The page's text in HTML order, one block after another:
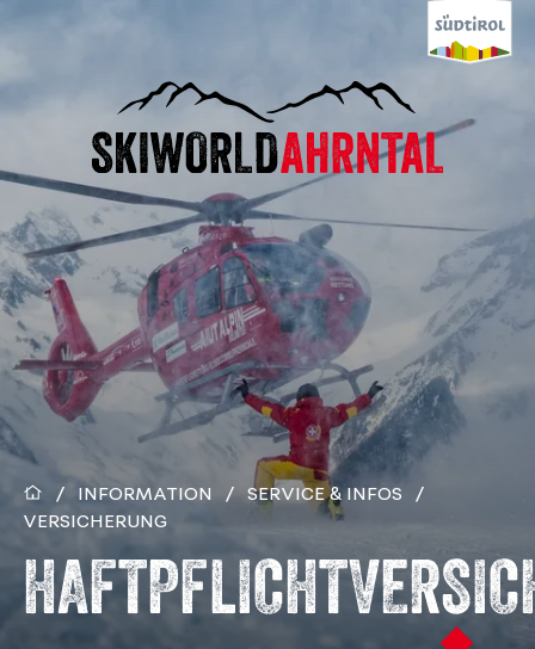
/ INFORMATION / SERVICE & INFOS
/
VERSICHERUNG